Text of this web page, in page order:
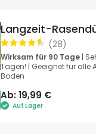
(28)
Langzeit-
Wirksam für 90 Tage |
Tagen! | Geeignet für alle
Boden
Ab: 19,99 €
Auf Lager